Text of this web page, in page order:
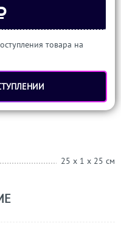
товара на
25 x 1 x 25 см